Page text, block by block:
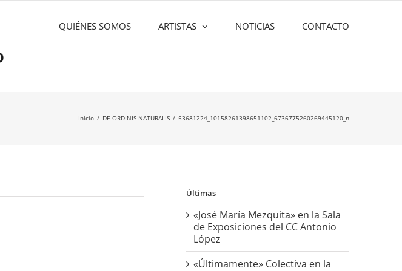
QUIÉNES SOMOS ARTISTAS NOTICIAS CONTACTO
Inicio DE ORDINIS NATURALIS 53681224_10158261398651102_6736775260269445120_n
Últimas
«José María Mezquita» en la Sala
de Exposiciones del CC Antonio
López
«Últimamente» Colectiva en la